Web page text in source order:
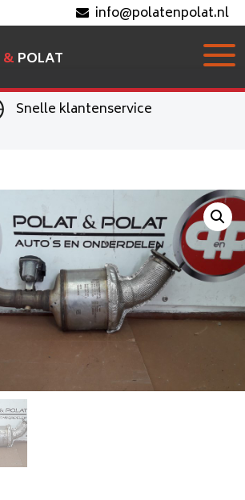
info@polatenpolat.nl
& POLAT
Snelle klantenservice